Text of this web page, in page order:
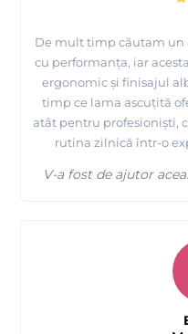
De mult timp căutam un
cu performanța, iar
ergonomic și finisajul
timp ce lama ascuțită
atât pentru profesioniști,
rutina zilnică într-o
V-a fost de ajutor